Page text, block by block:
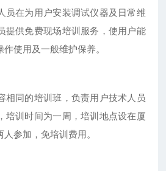
员在为用户安装调试仪器及日常维
提供免费现场培训服务，使用户能
使用及一般维护保养。
相同的培训班，负责用户技术人员
培训时间为一周，培训地点设在厦
参加，免培训费用。